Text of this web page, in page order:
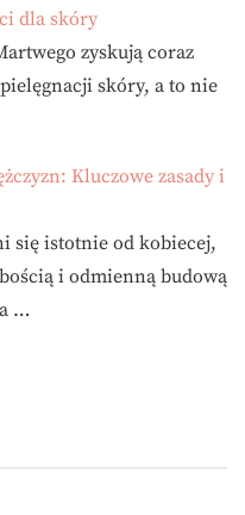
dla skóry
zyskują coraz
skóry, a to nie
Kluczowe zasady i
się istotnie od kobiecej,
i odmienną budową
…